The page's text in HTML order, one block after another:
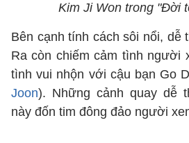
Kim Ji Won trong "Đời
Bên cạnh tính cách sôi nổi, dễ
Ra còn chiếm cảm tình người
tình vui nhộn với cậu bạn Go
Joon). Những cảnh quay dễ
này đốn tim đông đảo người